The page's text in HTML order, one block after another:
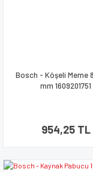
Bosch - Köşeli Meme
mm 1609201751
954,25 TL